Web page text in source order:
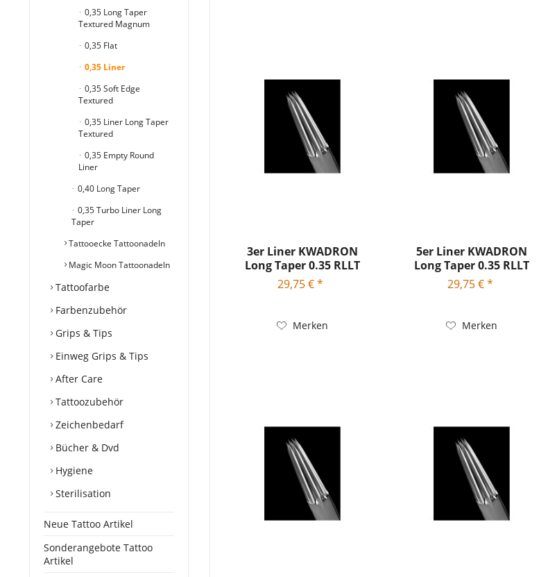
0,35 Long Taper
Textured Magnum
0,35 Flat
0,35 Liner
0,35 Soft Edge
Textured
0,35 Liner Long Taper
Textured
0,35 Empty Round
Liner
0,40 Long Taper
0,35 Turbo Liner Long
Taper
Tattooecke Tattoonadeln
Magic Moon Tattoonadeln
Tattoofarbe
Farbenzubehör
Grips & Tips
Einweg Grips & Tips
After Care
Tattoozubehör
Zeichenbedarf
Bücher & Dvd
Hygiene
Sterilisation
Neue Tattoo Artikel
Sonderangebote Tattoo
Artikel
3er Liner KWADRON
Long Taper 0.35 RLLT
29,75 € *
Merken
5er Liner KWADRON
Long Taper 0.35 RLLT
29,75 € *
Merken